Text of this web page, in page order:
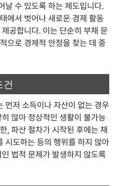
날 수 있도록 하는 제도입니다.
에서 벗어나 새로운 경제 활동
공합니다. 이는 단순히 부채 문
으로 경제적 안정을 찾는 데 중
먼저 소득이나 자산이 없는 경우
많아 정상적인 생활이 불가능
, 파산 절차가 시작된 후에는 채
시도하는 등의 행위를 하지 않아
법적 문제가 발생하지 않도록